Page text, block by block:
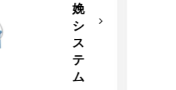
娩
シ
ス
テ
ム